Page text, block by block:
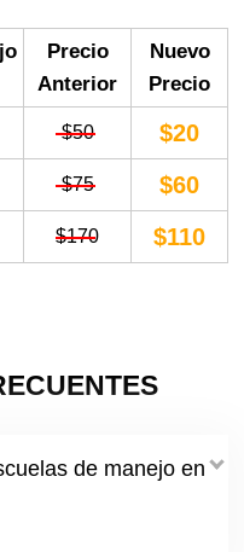
Precio
Anterior
Nuevo
Precio
$50 $20
$75 $60
$170 $110
de manejo en